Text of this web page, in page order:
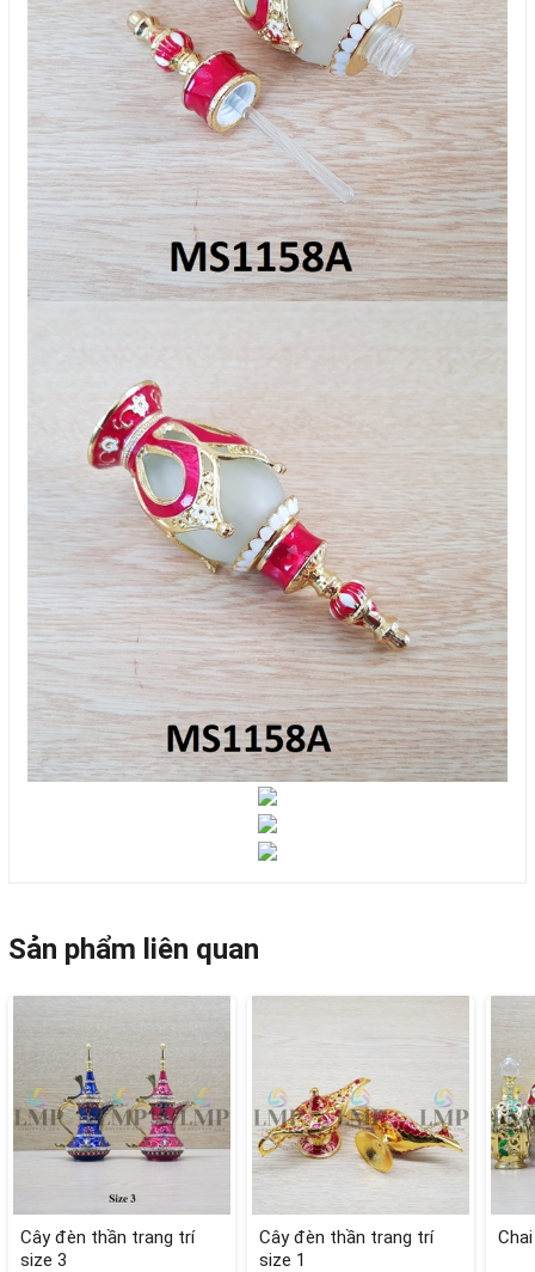
Sản phẩm liên quan
Cây đèn thần trang trí
size 3
Cây đèn thần trang trí
size 1